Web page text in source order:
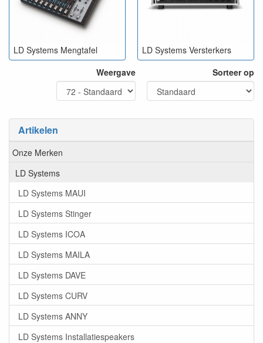
Artikelen
Onze Merken
LD Systems
LD Systems MAUI
LD Systems Stinger
LD Systems ICOA
LD Systems MAILA
LD Systems DAVE
LD Systems CURV
LD Systems ANNY
LD Systems Installatiespeakers
LD Systems Mengtafel
LD Systems Versterkers
Weergave
Sorteer op